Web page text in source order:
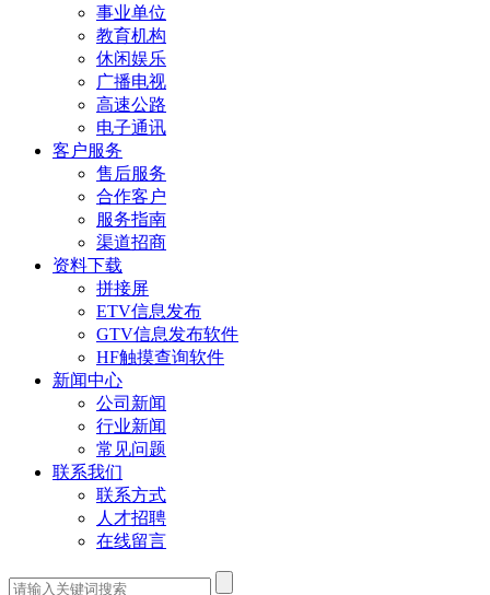
事业单位
教育机构
休闲娱乐
广播电视
高速公路
电子通讯
客户服务
售后服务
合作客户
服务指南
渠道招商
资料下载
拼接屏
ETV信息发布
GTV信息发布软件
HF触摸查询软件
新闻中心
公司新闻
行业新闻
常见问题
联系我们
联系方式
人才招聘
在线留言